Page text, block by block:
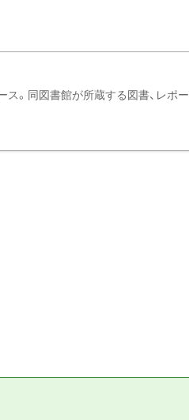
。同図書館が所蔵する図書、レポー